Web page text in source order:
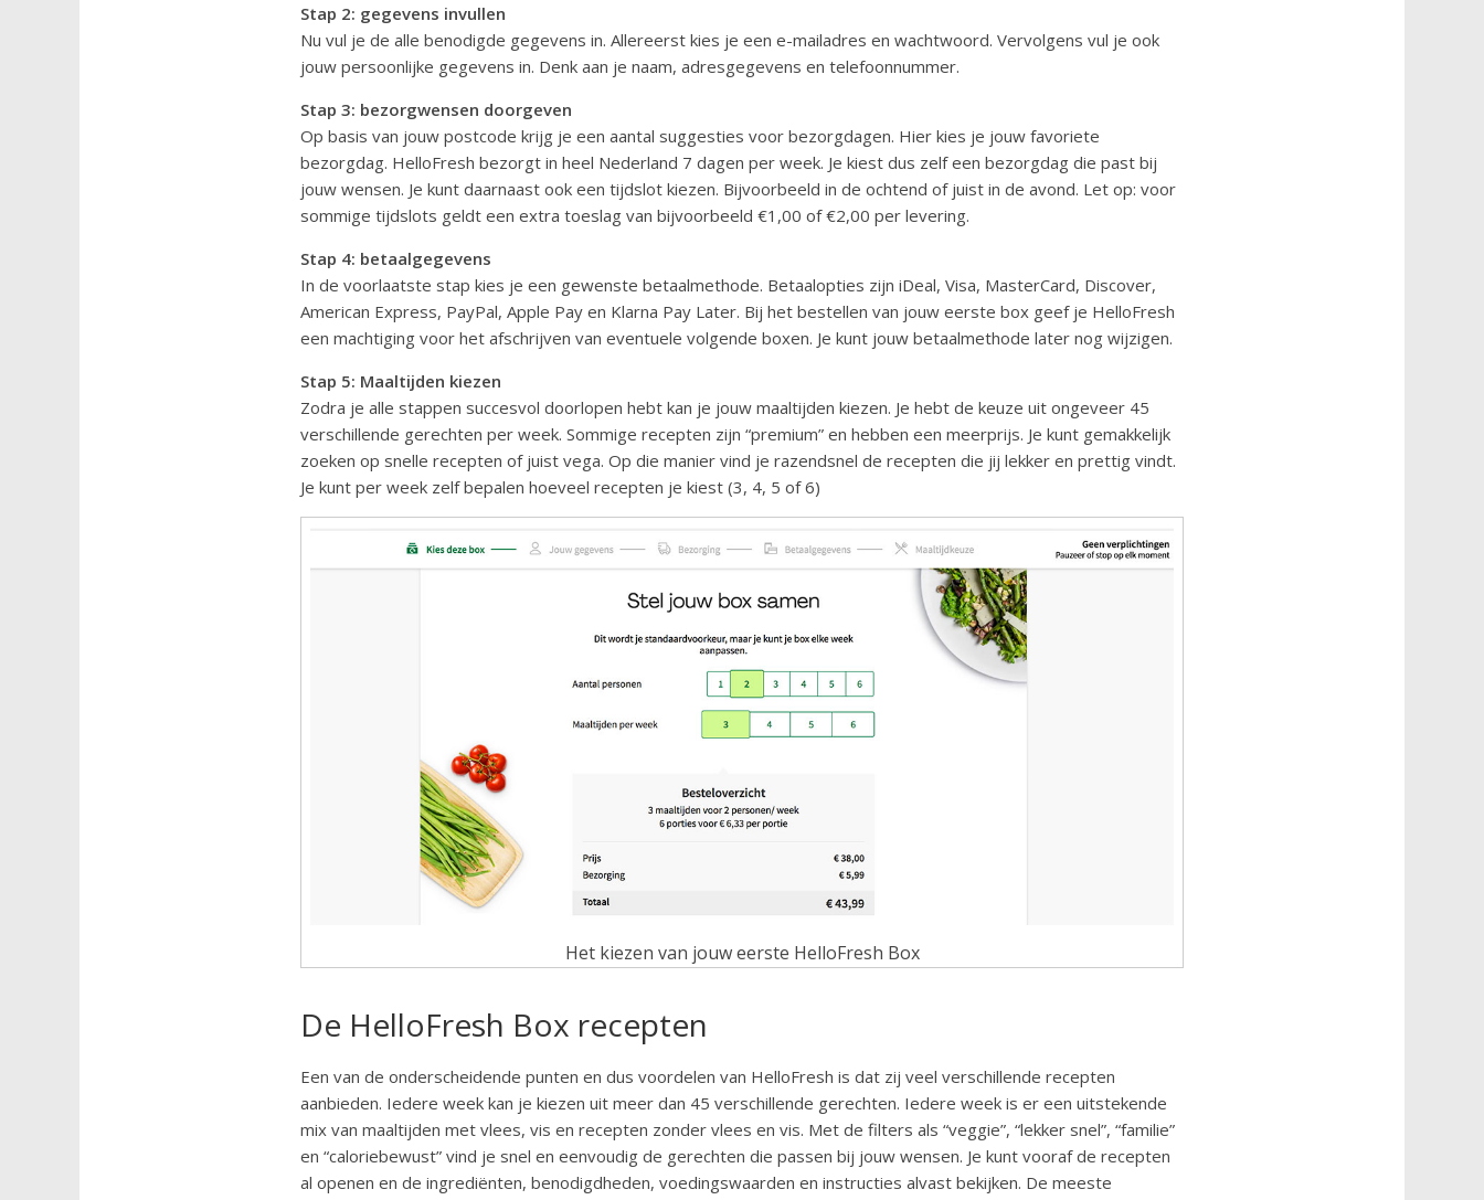
Stap 2: gegevens invullen
Nu vul je de alle benodigde gegevens in. Allereerst kies je een e-mailadres en wachtwoord. Vervolgens vul je ook
jouw persoonlijke gegevens in. Denk aan je naam, adresgegevens en telefoonnummer.
Stap 3: bezorgwensen doorgeven
Op basis van jouw postcode krijg je een aantal suggesties voor bezorgdagen. Hier kies je jouw favoriete
bezorgdag. HelloFresh bezorgt in heel Nederland 7 dagen per week. Je kiest dus zelf een bezorgdag die past bij
jouw wensen. Je kunt daarnaast ook een tijdslot kiezen. Bijvoorbeeld in de ochtend of juist in de avond. Let op: voor
sommige tijdslots geldt een extra toeslag van bijvoorbeeld €1,00 of €2,00 per levering.
Stap 4: betaalgegevens
In de voorlaatste stap kies je een gewenste betaalmethode. Betaalopties zijn iDeal, Visa, MasterCard, Discover,
American Express, PayPal, Apple Pay en Klarna Pay Later. Bij het bestellen van jouw eerste box geef je HelloFresh
een machtiging voor het afschrijven van eventuele volgende boxen. Je kunt jouw betaalmethode later nog wijzigen.
Stap 5: Maaltijden kiezen
Zodra je alle stappen succesvol doorlopen hebt kan je jouw maaltijden kiezen. Je hebt de keuze uit ongeveer 45
verschillende gerechten per week. Sommige recepten zijn “premium” en hebben een meerprijs. Je kunt gemakkelijk
zoeken op snelle recepten of juist vega. Op die manier vind je razendsnel de recepten die jij lekker en prettig vindt.
Je kunt per week zelf bepalen hoeveel recepten je kiest (3, 4, 5 of 6)
Het kiezen van jouw eerste HelloFresh Box
De HelloFresh Box recepten
Een van de onderscheidende punten en dus voordelen van HelloFresh is dat zij veel verschillende recepten
aanbieden. Iedere week kan je kiezen uit meer dan 45 verschillende gerechten. Iedere week is er een uitstekende
mix van maaltijden met vlees, vis en recepten zonder vlees en vis. Met de filters als “veggie”, “lekker snel”, “familie”
en “caloriebewust” vind je snel en eenvoudig de gerechten die passen bij jouw wensen. Je kunt vooraf de recepten
al openen en de ingrediënten, benodigdheden, voedingswaarden en instructies alvast bekijken. De meeste